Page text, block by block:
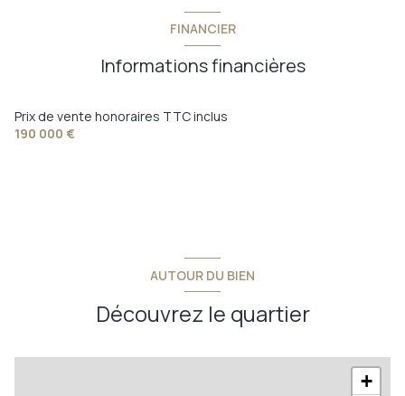
FINANCIER
Informations financières
Prix de vente honoraires TTC inclus
190 000 €
AUTOUR DU BIEN
Découvrez le quartier
+